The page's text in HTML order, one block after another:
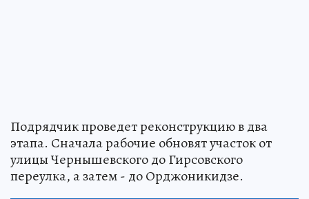
Подрядчик проведет реконструкцию в два
этапа. Сначала рабочие обновят участок от
улицы Чернышевского до Гирсовского
переулка, а затем - до Орджоникидзе.